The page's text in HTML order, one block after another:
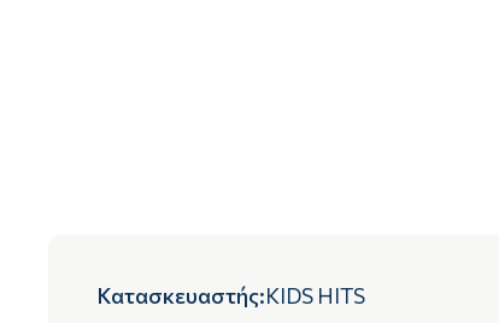
Κατασκευαστής:KIDS HITS